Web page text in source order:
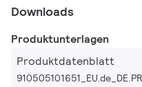
Downloads
Produktunterlagen
Produktdatenblatt